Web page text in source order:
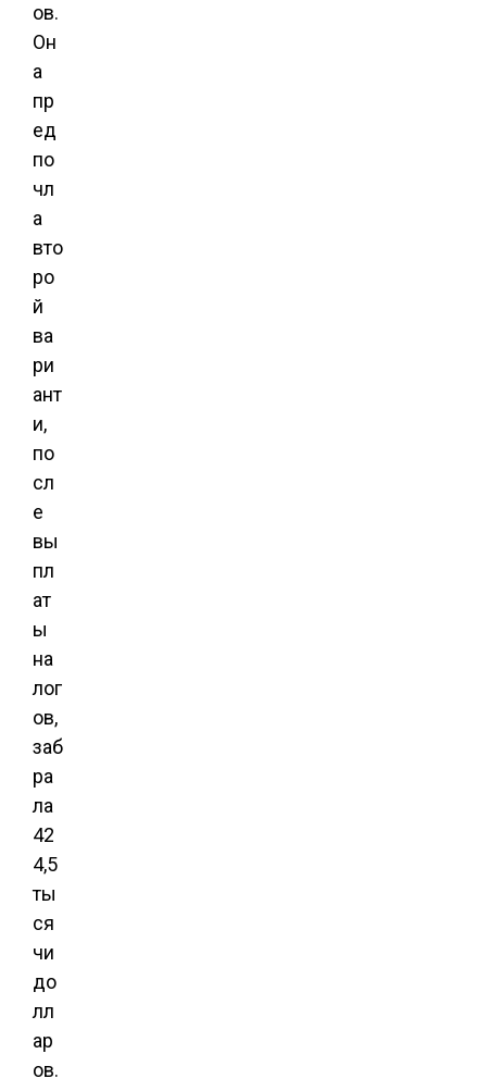
ов.
Он
а
пр
ед
по
чл
а
вто
ро
й
ва
ри
ант
и,
по
сл
е
вы
пл
ат
ы
на
лог
ов,
заб
ра
ла
42
4,5
ты
ся
чи
до
лл
ар
ов.